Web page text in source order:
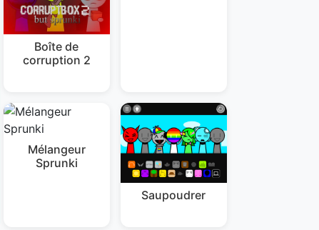
Boîte de
corruption 2
Mélangeur
Sprunki
Saupoudrer